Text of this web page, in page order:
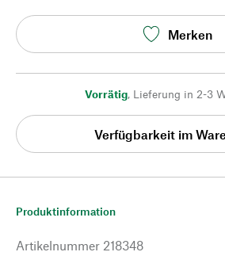
Merken
Vorrätig, Lieferung in 2-3
Verfügbarkeit im
Produktinformation
Artikelnummer 218348